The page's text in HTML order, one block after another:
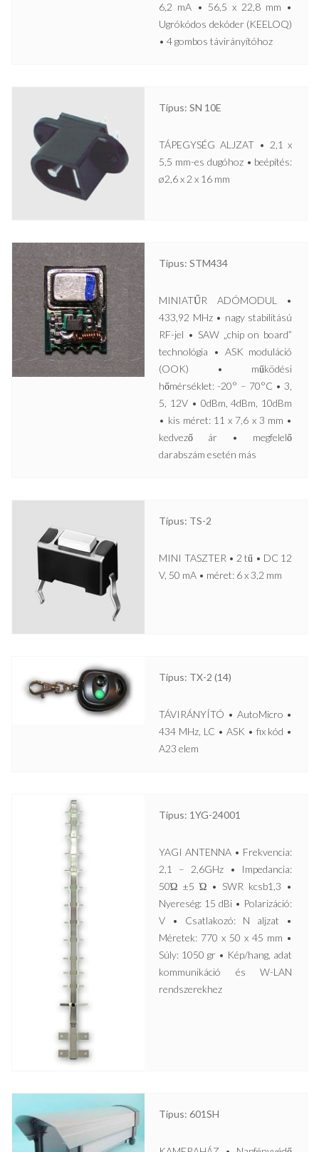
6,2 mA • 56,5 x 22,8 mm •
Ugrókódos dekóder (KEELOQ)
• 4 gombos távirányítóhoz
Típus: SN 10E
TÁPEGYSÉG ALJZAT • 2,1 x
5,5 mm-es dugóhoz • beépítés:
ø2,6 x 2 x 16 mm
Típus: STM434
MINIATŰR ADÓMODUL •
433,92 MHz • nagy stabilitású
RF-jel • SAW „chip on board”
technológia • ASK moduláció
(OOK) • működési
hőmérséklet: -20° – 70°C • 3,
5, 12V • 0dBm, 4dBm, 10dBm
• kis méret: 11 x 7,6 x 3 mm •
kedvező ár • megfelelő
darabszám esetén más
Típus: TS-2
MINI TASZTER • 2 tű • DC 12
V, 50 mA • méret: 6 x 3,2 mm
Típus: TX-2 (14)
TÁVIRÁNYÍTÓ • AutoMicro •
434 MHz, LC • ASK • fix kód •
A23 elem
Típus: 1YG-24001
YAGI ANTENNA • Frekvencia:
2,1 – 2,6GHz • Impedancia:
50Ώ ±5 Ώ • SWR kcsb1,3 •
Nyereség: 15 dBi • Polarizáció:
V • Csatlakozó: N aljzat •
Méretek: 770 x 50 x 45 mm •
Súly: 1050 gr • Kép/hang, adat
kommunikáció és W-LAN
rendszerekhez
Típus: 601SH